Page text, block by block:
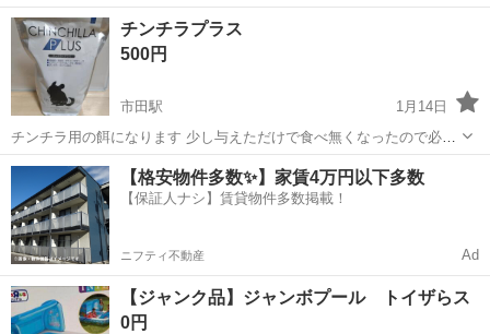
れあり。 小学校低学年が使ってました。
長野 下伊那郡 伊那大島駅
キッズプロテクターセット
チンチラプラス
500円
市田駅
1月14日
チンチラ用の餌になります 少し与えただけで食べ無くなったので必要
な方に
長野 下伊那郡 市田駅 スポーツ チンチラ
【格安物件多数✨】家賃4万円以下多数
【保証人ナシ】賃貸物件多数掲載！
ニフティ不動産 Ad
【ジャンク品】ジャンボプール トイザらス
0円